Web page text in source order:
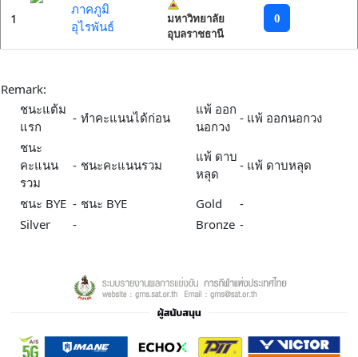
1
ภาคภูมิ
อุไรพันธ์
มหาวิทยาลัย
อุบลราชธานี
0
Remark:
ชนะแต้ม
แรก
- ทำคะแนนได้ก่อน
แพ้ ออก
นอกวง
- แพ้ ออกนอกวง
ชนะ
คะแนน
รวม
- ชนะคะแนนรวม
แพ้ ดาบ
หลุด
- แพ้ ดาบหลุด
ชนะ BYE - ชนะ BYE Gold
-
Silver
- Bronze -